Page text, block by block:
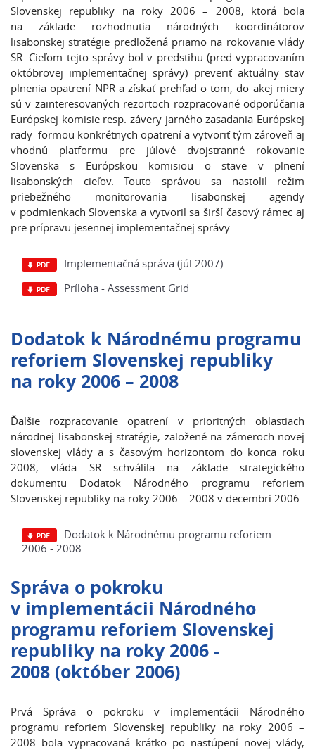
Slovenskej republiky na roky 2006 – 2008, ktorá bola
na základe rozhodnutia národných koordinátorov
lisabonskej stratégie predložená priamo na rokovanie vlády
SR. Cieľom tejto správy bol v predstihu (pred vypracovaním
októbrovej implementačnej správy) preveriť aktuálny stav
plnenia opatrení NPR a získať prehľad o tom, do akej miery
sú v zainteresovaných rezortoch rozpracované odporúčania
Európskej komisie resp. závery jarného zasadania Európskej
rady formou konkrétnych opatrení a vytvoriť tým zároveň aj
vhodnú platformu pre júlové dvojstranné rokovanie
Slovenska s Európskou komisiou o stave v plnení
lisabonských cieľov. Touto správou sa nastolil režim
priebežného monitorovania lisabonskej agendy
v podmienkach Slovenska a vytvoril sa širší časový rámec aj
pre prípravu jesennej implementačnej správy.
Implementačná správa (júl 2007)
Príloha - Assessment Grid
Dodatok k Národnému programu
reforiem Slovenskej republiky
na roky 2006 – 2008
Ďalšie rozpracovanie opatrení v prioritných oblastiach
národnej lisabonskej stratégie, založené na zámeroch novej
slovenskej vlády a s časovým horizontom do konca roku
2008, vláda SR schválila na základe strategického
dokumentu Dodatok Národného programu reforiem
Slovenskej republiky na roky 2006 – 2008 v decembri 2006.
Dodatok k Národnému programu reforiem
2006 - 2008
Správa o pokroku
v implementácii Národného
programu reforiem Slovenskej
republiky na roky 2006 -
2008 (október 2006)
Prvá Správa o pokroku v implementácii Národného
programu reforiem Slovenskej republiky na roky 2006 –
2008 bola vypracovaná krátko po nastúpení novej vlády,